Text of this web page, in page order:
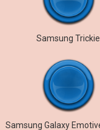
Samsung Trickie